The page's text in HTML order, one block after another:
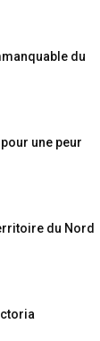
du
une peur
du Nord